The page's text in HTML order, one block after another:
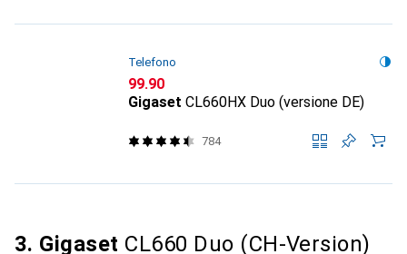
Telefono
CHF
99.90
Gigaset CL660HX Duo (versione DE)
784
3. Gigaset CL660 Duo (CH-Version)